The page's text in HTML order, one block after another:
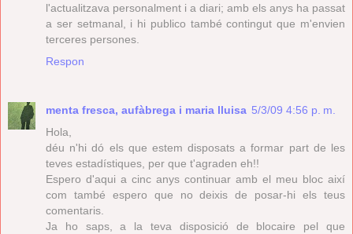
l'actualitzava personalment i a diari; amb els anys ha passat
a ser setmanal, i hi publico també contingut que m'envien
terceres persones.
Respon
menta fresca, aufàbrega i maria lluisa 5/3/09 4:56 p. m.
Hola,
déu n'hi dó els que estem disposats a formar part de les
teves estadístiques, per que t'agraden eh!!
Espero d'aqui a cinc anys continuar amb el meu bloc així
com també espero que no deixis de posar-hi els teus
comentaris.
Ja ho saps, a la teva disposició de blocaire pel que